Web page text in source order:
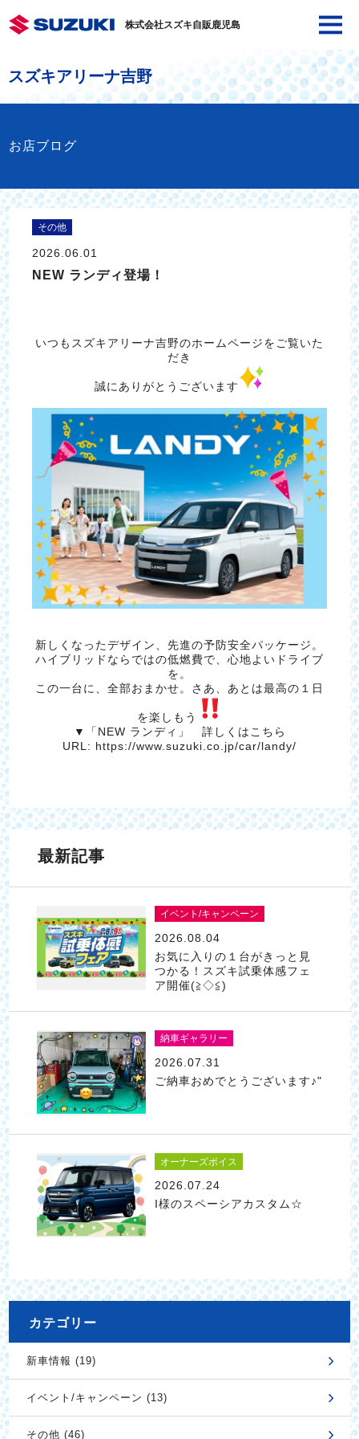
株式会社スズキ自販鹿児島
スズキアリーナ吉野
お店ブログ
その他
2026.06.01
NEW ランディ登場！
いつもスズキアリーナ吉野のホームページをご覧いた
だき
誠にありがとうございます
新しくなったデザイン、先進の予防安全パッケージ。
ハイブリッドならではの低燃費で、心地よいドライブ
を。
この一台に、全部おまかせ。さあ、あとは最高の１日
を楽しもう
▼「NEW ランディ」 詳しくはこちら
URL: https://www.suzuki.co.jp/car/landy/
最新記事
イベント/キャンペーン
2026.08.04
お気に入りの１台がきっと見
つかる！スズキ試乗体感フェ
ア開催(≧◇≦)
納車ギャラリー
2026.07.31
ご納車おめでとうございます♪"
オーナーズボイス
2026.07.24
I様のスペーシアカスタム☆
カテゴリー
新車情報 (19)
イベント/キャンペーン (13)
その他 (46)